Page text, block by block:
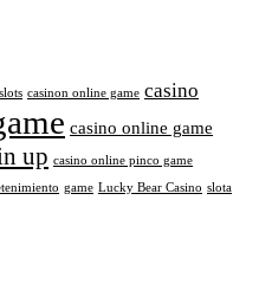
casinon online game casino
casino online game
up casino online pinco game
game Lucky Bear Casino slota